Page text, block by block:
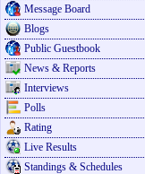
Message Board
Blogs
Public Guestbook
News & Reports
Interviews
Polls
Rating
Live Results
Standings & Schedules